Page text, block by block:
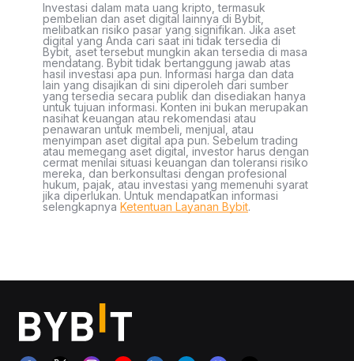
Investasi dalam mata uang kripto, termasuk
pembelian dan aset digital lainnya di Bybit,
melibatkan risiko pasar yang signifikan. Jika aset
digital yang Anda cari saat ini tidak tersedia di
Bybit, aset tersebut mungkin akan tersedia di masa
mendatang. Bybit tidak bertanggung jawab atas
hasil investasi apa pun. Informasi harga dan data
lain yang disajikan di sini diperoleh dari sumber
yang tersedia secara publik dan disediakan hanya
untuk tujuan informasi. Konten ini bukan merupakan
nasihat keuangan atau rekomendasi atau
penawaran untuk membeli, menjual, atau
menyimpan aset digital apa pun. Sebelum trading
atau memegang aset digital, investor harus dengan
cermat menilai situasi keuangan dan toleransi risiko
mereka, dan berkonsultasi dengan profesional
hukum, pajak, atau investasi yang memenuhi syarat
jika diperlukan. Untuk mendapatkan informasi
selengkapnya Ketentuan Layanan Bybit.